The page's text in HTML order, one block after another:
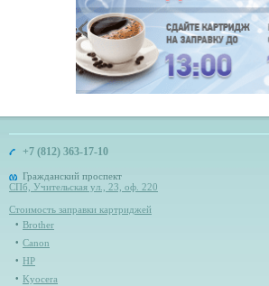
+7 (812) 363-17-10
Гражданский проспект
СПб, Учительская ул., 23, оф. 220
Стоимость заправки картриджей
Brother
Canon
HP
Kyocera